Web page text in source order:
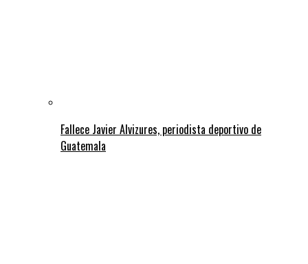
Fallece Javier Alvizures, periodista deportivo de
Guatemala